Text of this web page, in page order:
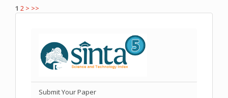
1 2 > >>
Submit Your Paper